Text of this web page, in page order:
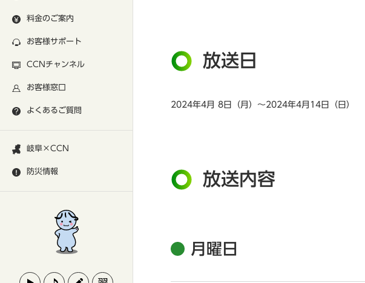
料金のご案内
お客様サポート
CCNチャンネル
お客様窓口
よくあるご質問
岐阜×CCN
防災情報
放送日
2024年4月 8日（月）～2024年4月14日（日）
放送内容
月曜日